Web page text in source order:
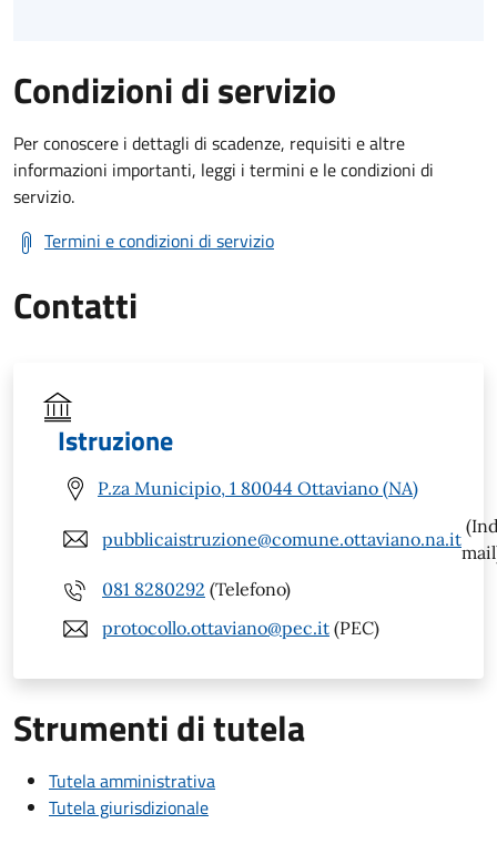
Condizioni di servizio
Per conoscere i dettagli di scadenze, requisiti e altre
informazioni importanti, leggi i termini e le condizioni di
servizio.
Termini e condizioni di servizio
Contatti
Istruzione
P.za Municipio, 1 80044 Ottaviano (NA)
pubblicaistruzione@comune.ottaviano.na.it
081 8280292 (Telefono)
protocollo.ottaviano@pec.it (PEC)
Strumenti di tutela
Tutela amministrativa
Tutela giurisdizionale